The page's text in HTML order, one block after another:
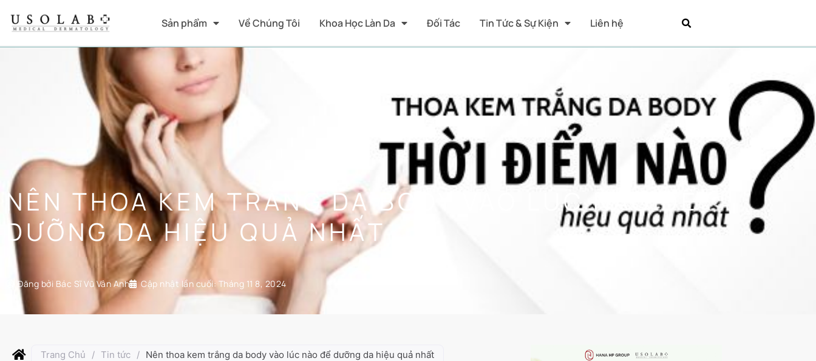
Sản phẩm Về Chúng Tôi Khoa Học Làn Da Đối Tác Tin Tức & Sự Kiện Liên hệ
NÊN THOA KEM TRẮNG DA BODY VÀO LÚC NÀO ĐỂ
DƯỠNG DA HIỆU QUẢ NHẤT
Đăng bởi Bác Sĩ Vũ Vân Anh Cập nhật lần cuối: Tháng 11 8, 2024
Trang Chủ / Tin tức / Nên thoa kem trắng da body vào lúc nào để dưỡng da hiệu quả nhất